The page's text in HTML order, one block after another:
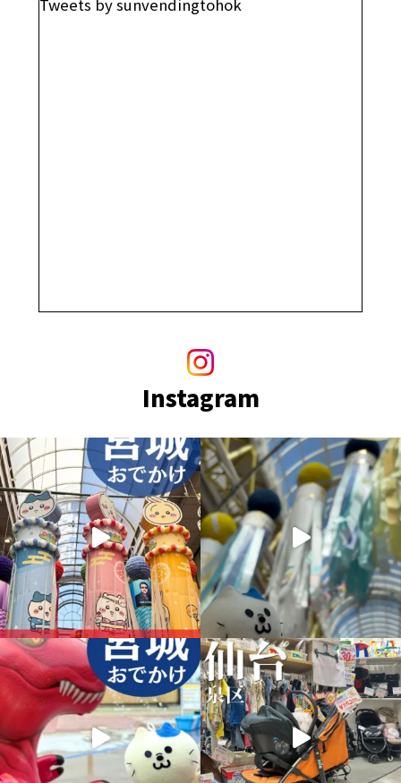
Tweets by sunvendingtohok
Instagram